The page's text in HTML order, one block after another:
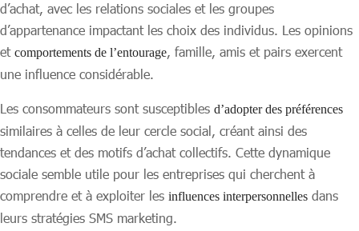
d’achat, avec les relations sociales et les groupes
d’appartenance impactant les choix des individus. Les opinions
et comportements de l’entourage, famille, amis et pairs exercent
une influence considérable.
Les consommateurs sont susceptibles d’adopter des préférences
similaires à celles de leur cercle social, créant ainsi des
tendances et des motifs d’achat collectifs. Cette dynamique
sociale semble utile pour les entreprises qui cherchent à
comprendre et à exploiter les influences interpersonnelles dans
leurs stratégies SMS marketing.